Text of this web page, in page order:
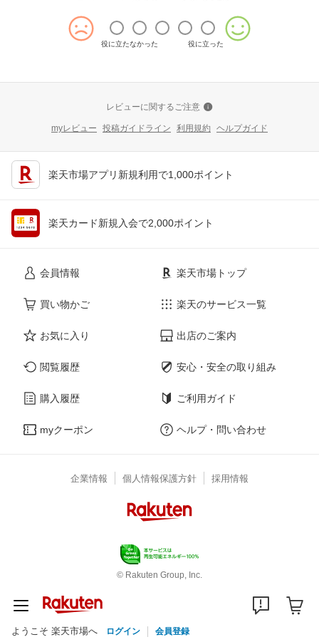
役に立たなかった 役に立った
レビューに関するご注意
myレビュー 投稿ガイドライン 利用規約 ヘルプガイド
楽天市場アプリ新規利用で1,000ポイント
楽天カード新規入会で2,000ポイント
会員情報
買い物かご
お気に入り
閲覧履歴
購入履歴
myクーポン
楽天市場トップ
楽天のサービス一覧
出店のご案内
安心・安全の取り組み
ご利用ガイド
ヘルプ・問い合わせ
企業情報 個人情報保護方針 採用情報
© Rakuten Group, Inc.
ようこそ 楽天市場へ ログイン 会員登録